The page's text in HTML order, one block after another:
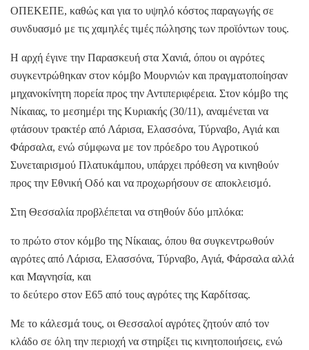
ΟΠΕΚΕΠΕ, καθώς και για το υψηλό κόστος παραγωγής σε
συνδυασμό με τις χαμηλές τιμές πώλησης των προϊόντων τους.
Η αρχή έγινε την Παρασκευή στα Χανιά, όπου οι αγρότες
συγκεντρώθηκαν στον κόμβο Μουρνιών και πραγματοποίησαν
μηχανοκίνητη πορεία προς την Αντιπεριφέρεια. Στον κόμβο της
Νίκαιας, το μεσημέρι της Κυριακής (30/11), αναμένεται να
φτάσουν τρακτέρ από Λάρισα, Ελασσόνα, Τύρναβο, Αγιά και
Φάρσαλα, ενώ σύμφωνα με τον πρόεδρο του Αγροτικού
Συνεταιρισμού Πλατυκάμπου, υπάρχει πρόθεση να κινηθούν
προς την Εθνική Οδό και να προχωρήσουν σε αποκλεισμό.
Στη Θεσσαλία προβλέπεται να στηθούν δύο μπλόκα:
το πρώτο στον κόμβο της Νίκαιας, όπου θα συγκεντρωθούν
αγρότες από Λάρισα, Ελασσόνα, Τύρναβο, Αγιά, Φάρσαλα αλλά
και Μαγνησία, και
το δεύτερο στον Ε65 από τους αγρότες της Καρδίτσας.
Με το κάλεσμά τους, οι Θεσσαλοί αγρότες ζητούν από τον
κλάδο σε όλη την περιοχή να στηρίξει τις κινητοποιήσεις, ενώ